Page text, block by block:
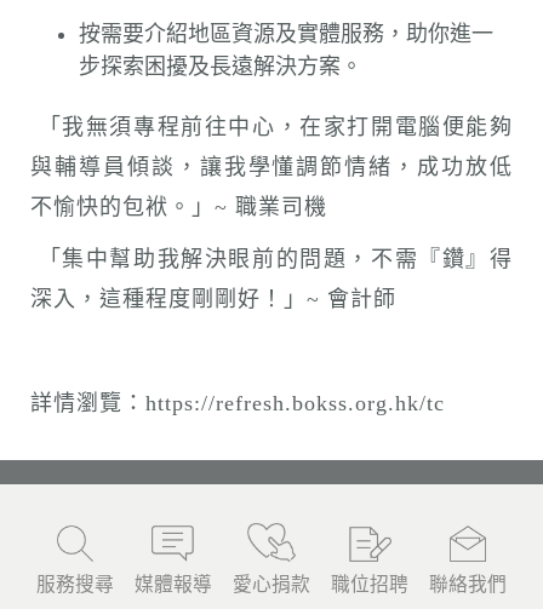
按需要介紹地區資源及實體服務，助你進一
步探索困擾及長遠解決方案。
「我無須專程前往中心，在家打開電腦便能夠
與輔導員傾談，讓我學懂調節情緒，成功放低
不愉快的包袱。」~ 職業司機
「集中幫助我解決眼前的問題，不需『鑽』得
深入，這種程度剛剛好！」~ 會計師
詳情瀏覽： https://refresh.bokss.org.hk/tc
服務搜尋 媒體報導 愛心捐款 職位招聘 聯絡我們